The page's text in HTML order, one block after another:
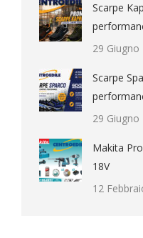
Scarpe
29 Giugno
Scarpe
29 Giugno
Makita
18V
12